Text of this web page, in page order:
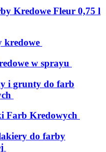
Kredowe Fleur 0,75 l
kredowe
w sprayu
i grunty do farb
Farb Kredowych
do farby